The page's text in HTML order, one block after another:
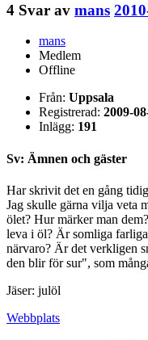
4 Svar av mans
mans
Medlem
Offline
Från: Uppsala
Registrerad: 2009-
Inlägg: 191
Sv: Ämnen och gäster
Har skrivit det en gång
Jag skulle gärna vilja veta
ölet? Hur märker man
leva i öl? Är somliga
närvaro? Är det verkligen
den blir för sur", som
Jäser: julöl
Webbplats